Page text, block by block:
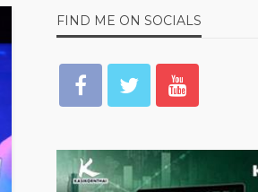
FIND ME ON SOCIALS